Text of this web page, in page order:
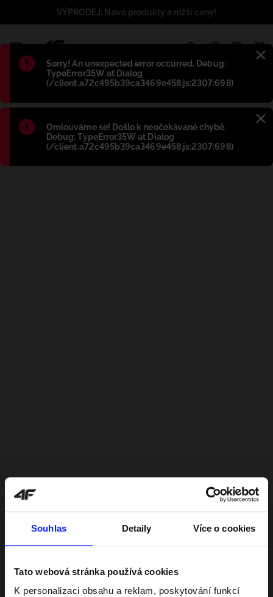
Souhlas Detaily Více o cookies
Tato webová stránka používá cookies
K personalizaci obsahu a reklam, poskytování funkcí
Błąd:
Sorry! An unexpected error occurred. Debug:
TypeError35W at Dialog
(/client.a72c495b39ca3469e458.js:2307:698)
Błąd:
Omlouváme se! Došlo k neočekávané chybě.
Debug: TypeError35W at Dialog
(/client.a72c495b39ca3469e458.js:2307:698)
VÝPRODEJ: Nové produkty a nižší ceny!